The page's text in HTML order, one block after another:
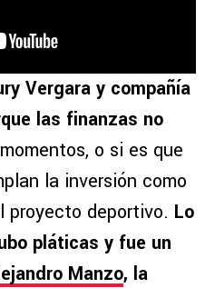
Vergara y compañía
las finanzas no
o si es que
la inversión como
proyecto deportivo. Lo
pláticas y fue un
Manzo, la